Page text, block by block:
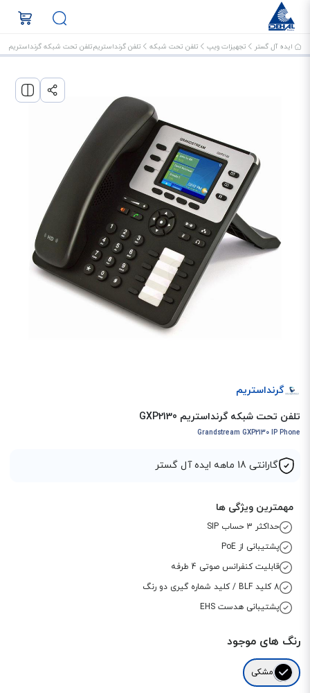
ایده آل گستر تجهیزات ویپ تلفن تحت شبکه تلفن گرنداستریمتلفن تحت شبکه گرنداستریم GXP2130
گرنداستریم
تلفن تحت شبکه گرنداستریم GXP2130
Grandstream GXP2130 IP Phone
گارانتی 18 ماهه ایده آل گستر
مهمترین ویژگی ها
حداکثر 3 حساب SIP
پشتیبانی از PoE
قابلیت کنفرانس صوتی 4 طرفه
8 کلید BLF / کلید شماره گیری دو رنگ
پشتیبانی هدست EHS
رنگ های موجود
مشکی